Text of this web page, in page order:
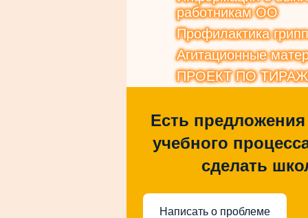
работникам ОО
Профилактика
Агитационные
ПРОЕКТ ПО
Есть
учебного
сделать
Написать о проблеме